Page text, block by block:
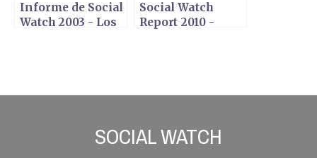
Informe de Social
Watch 2003 - Los
Social Watch
Report 2010 -
SOCIAL WATCH